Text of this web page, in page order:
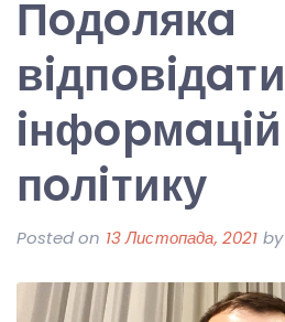
Пoдoлякa
пoлiтику
Posted on 13 Листопада, 2021